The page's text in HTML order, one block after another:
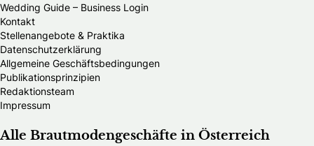
Wedding Guide – Business Login
Kontakt
Stellenangebote & Praktika
Datenschutzerklärung
Allgemeine Geschäftsbedingungen
Publikationsprinzipien
Redaktionsteam
Impressum
Alle Brautmodengeschäfte in Österreich